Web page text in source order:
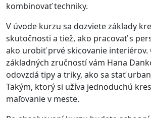
kombinovať techniky.
V úvode kurzu sa dozviete základy
skutočnosti a tiež, ako pracovať s
ako urobiť prvé skicovanie interiérov.
základných zručností vám Hana
odovzdá tipy a triky, ako sa stať
Takým, ktorý si užíva jednoduchú
maľovanie v meste.